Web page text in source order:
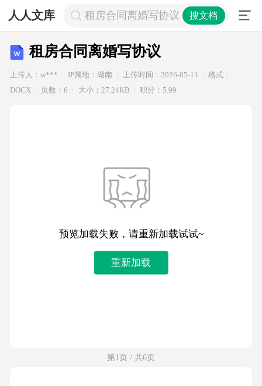
人人文库 租房合同离婚写协议 搜文档
租房合同离婚写协议
上传人：w*** IP属地：湖南 上传时间：2026-05-11
格式：
DOCX
页数：6 大小：27.24KB 积分：5.99
预览加载失败，请重新加载试试~
重新加载
第1页 / 共6页